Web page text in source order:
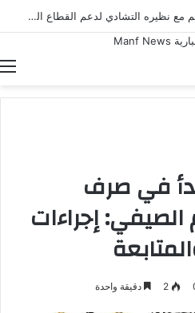
وزير الصحة يوقع مذكرة تفاهم مع نظيره التشادي لدعم القطاع الصحي في إطار أعمال الدورة الرابعة للجنة المصرية التشادية
في صرف
إجراءات
2 دقيقة واحدة